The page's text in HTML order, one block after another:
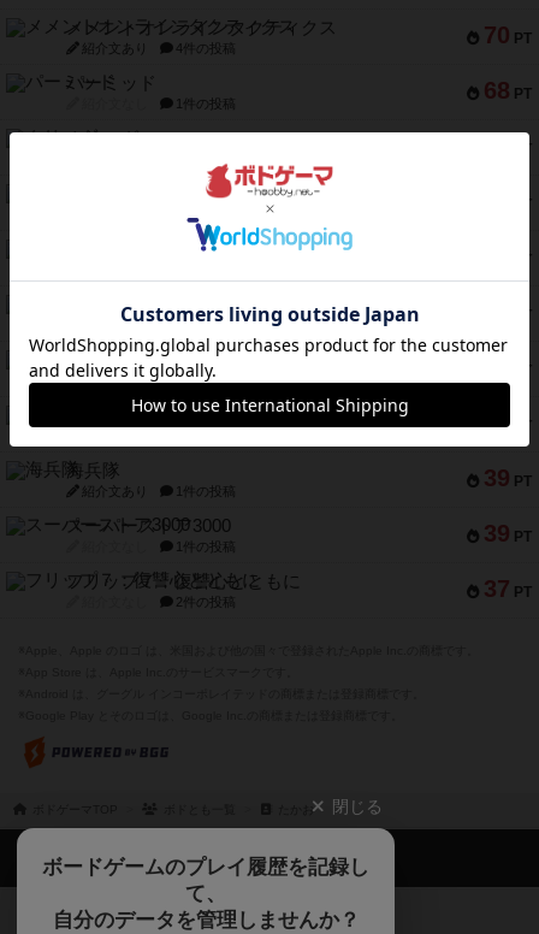
70 PT
メメントオンラインタクティクス
紹介文あり 4件の投稿
68 PT
パーミッド
1件の投稿
PT
クリーグ
PT
セミファイナル ～お前はまだ生きている～
PT
ふたつの街の物語
PT
クランク! ：冒険者たち（拡張）
紹介文あり 4件の投稿
PT
とうほうの！
紹介文なし 1件の投稿
42 PT
スターマイン・ラミー ポケット
39 PT
海兵隊
紹介文あり 1件の投稿
39 PT
スーパーストア3000
1件の投稿
37 PT
フリップ７：復讐心とともに
2件の投稿
たかお 閉じる
ボードゲームのプレイ履歴を記録し
て、
自分のデータを管理しませんか？
ボドゲーマTOP
ボードゲームを検索する